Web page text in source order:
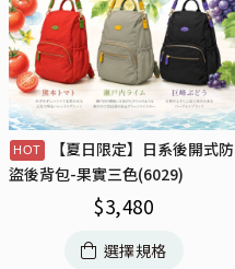
【夏日限定】日系後開式防
盜後背包-果實三色(6029)
$3,480
選擇規格